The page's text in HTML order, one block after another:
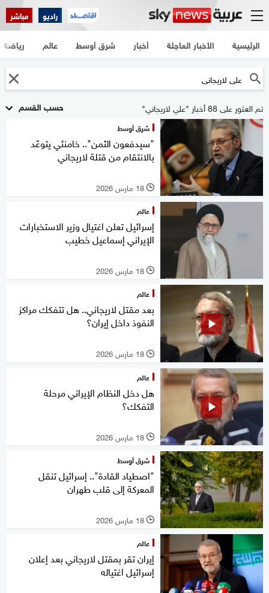
راديو مباشر
الرئيسية الأخبار العاجلة أخبار شرق أوسط عالم رياضة
حسب القسم تم العثور على 88 أخبار "علي لاريجاني"
شرق أوسط
"سيدفعون الثمن".. خامنئي يتوعّد
بالانتقام من قتلة لاريجاني
l 18 مارس 2026
عالم
إسرائيل تعلن اغتيال وزير الاستخبارات
الإيراني إسماعيل خطيب
l 18 مارس 2026
عالم
بعد مقتل لاريجاني.. هل تتفكك مراكز
النفوذ داخل إيران؟
l 18 مارس 2026
عالم
هل دخل النظام الإيراني مرحلة
التفكك؟
l 18 مارس 2026
شرق أوسط
"اصطياد القادة".. إسرائيل تنقل
المعركة إلى قلب طهران
l 18 مارس 2026
عالم
إيران تقر بمقتل لاريجاني بعد إعلان
إسرائيل اغتياله